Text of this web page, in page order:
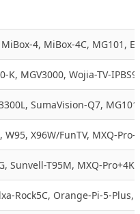
4, MiBox-4C, MG101,
K, MGV3000, Wojia-TV-
SumaVision-Q7,
X96W/FunTV, MXQ-
Sunvell-T95M, MXQ-
Rock5C, Orange-Pi-5-